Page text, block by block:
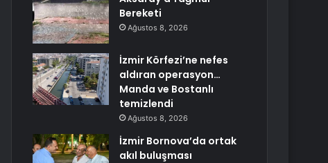
Bereketi
Ağustos 8, 2026
İzmir Körfezi’ne nefes
aldıran operasyon…
Manda ve Bostanlı
temizlendi
Ağustos 8, 2026
İzmir Bornova’da ortak
akıl buluşması